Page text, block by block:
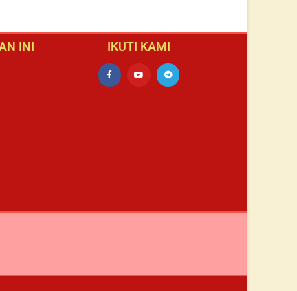
INI IKUTI KAMI